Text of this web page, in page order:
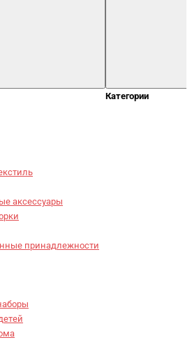
Категории
аксессуары
принадлежности